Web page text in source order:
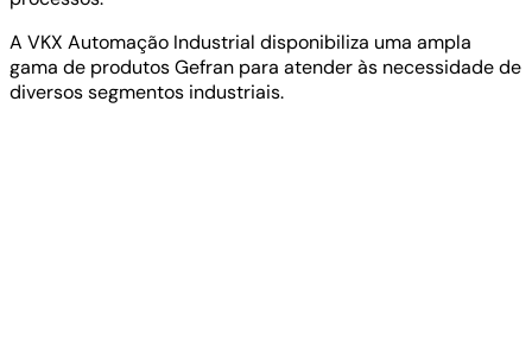
A VKX Automação Industrial disponibiliza uma ampla
gama de produtos Gefran para atender às necessidade de
diversos segmentos industriais.